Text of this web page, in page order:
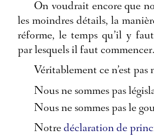
On voudrait encore que
les moindres détails, la
réforme, le temps qu’il y
par lesquels il faut commencer.
Véritablement ce n’est pas
Nous ne sommes pas
Nous ne sommes pas le
Notre déclaration de